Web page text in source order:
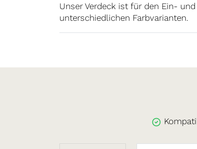
Unser Verdeck ist für den Ein-
unterschiedlichen Farbvarianten.